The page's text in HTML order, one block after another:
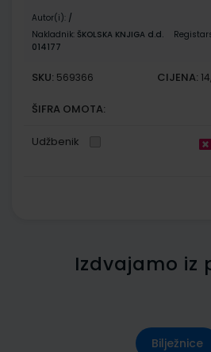
Autor(i): /
Nakladnik: ŠKOLSKA KNJIGA d.d.
014177
SKU: 569366 CIJENA:
ŠIFRA OMOTA:
Udžbenik
Izdvajamo iz
Bilježnice